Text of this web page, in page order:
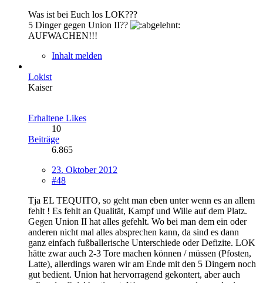
Was ist bei Euch los LOK???
5 Dinger gegen Union II??
AUFWACHEN!!!
Inhalt melden
Lokist
Kaiser
Erhaltene Likes
10
Beiträge
6.865
23. Oktober 2012
#48
Tja EL TEQUITO, so geht man eben unter wenn es an allem
fehlt ! Es fehlt an Qualität, Kampf und Wille auf dem Platz.
Gegen Union II hat alles gefehlt. Wo bei man dem ein oder
anderen nicht mal alles absprechen kann, da sind es dann
ganz einfach fußballerische Unterschiede oder Defizite. LOK
hätte zwar auch 2-3 Tore machen können / müssen (Pfosten,
Latte), allerdings waren wir am Ende mit den 5 Dingern noch
gut bedient. Union hat hervorragend gekontert, aber auch